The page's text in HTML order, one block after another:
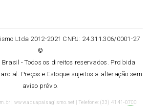
Ltda 2012-2021 CNPJ: 24.311.306/0001-27
©
Brasil -Todos os direitos reservados. Proibida
Preços e Estoque sujeitos a alteração sem
aviso prévio.
| www.aquapaisagismo.net | Telefone: (33) 4141-0700 |